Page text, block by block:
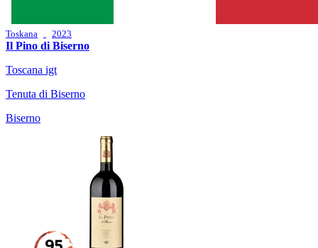
Toskana 2023
Il Pino di Biserno
Toscana igt
Tenuta di Biserno
Biserno